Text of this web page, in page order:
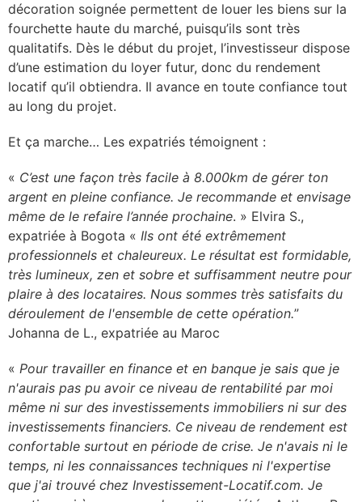
décoration soignée permettent de louer les biens sur la
fourchette haute du marché, puisqu’ils sont très
qualitatifs. Dès le début du projet, l’investisseur dispose
d’une estimation du loyer futur, donc du rendement
locatif qu’il obtiendra. Il avance en toute confiance tout
au long du projet.
Et ça marche… Les expatriés témoignent :
« C’est une façon très facile à 8.000km de gérer ton
argent en pleine confiance. Je recommande et envisage
même de le refaire l’année prochaine. » Elvira S.,
expatriée à Bogota « Ils ont été extrêmement
professionnels et chaleureux. Le résultat est formidable,
très lumineux, zen et sobre et suffisamment neutre pour
plaire à des locataires. Nous sommes très satisfaits du
déroulement de l'ensemble de cette opération.”
Johanna de L., expatriée au Maroc
« Pour travailler en finance et en banque je sais que je
n'aurais pas pu avoir ce niveau de rentabilité par moi
même ni sur des investissements immobiliers ni sur des
investissements financiers. Ce niveau de rendement est
confortable surtout en période de crise. Je n'avais ni le
temps, ni les connaissances techniques ni l'expertise
que j'ai trouvé chez Investissement-Locatif.com. Je